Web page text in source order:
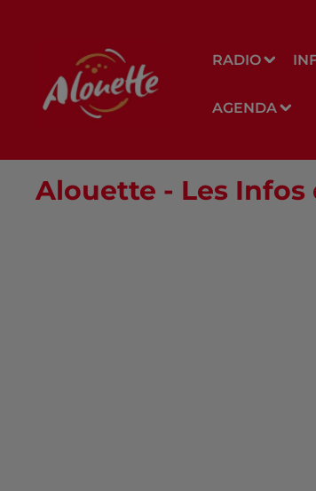
RADIO
AGENDA
Alouette - Les Infos